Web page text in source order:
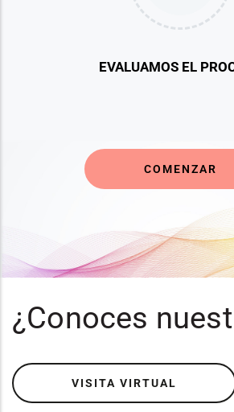
EVALUAMOS EL
COMENZAR
¿Conoces
VISITA VIRTUAL